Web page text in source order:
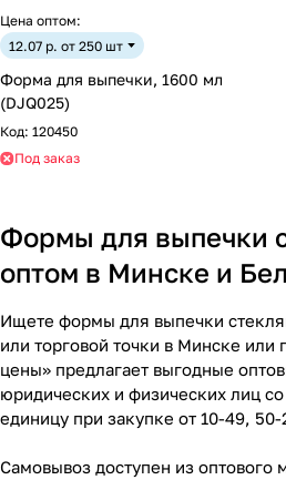
Цена оптом:
12.07 р. от 250 шт
Форма для выпечки, 1600 мл
(DJQ025)
Код: 120450
Под заказ
Формы для выпечки
оптом в Минске и
Ищете формы для выпечки
или торговой точки в Минске или
цены» предлагает выгодные
юридических и физических лиц
единицу при закупке от 10-49,
Самовывоз доступен из оптового